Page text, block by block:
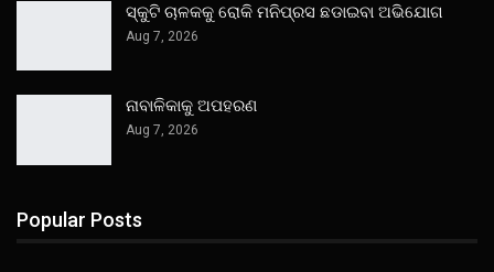
ସ୍କୁଟି ଚାଳକକୁ ରୋକି ମନିପ୍ରସ ଛଡାଇବା ଅଭିଯୋଗ
Aug 7, 2026
ନାବାଳିକାକୁ ଅପହରଣ
Aug 7, 2026
Popular Posts